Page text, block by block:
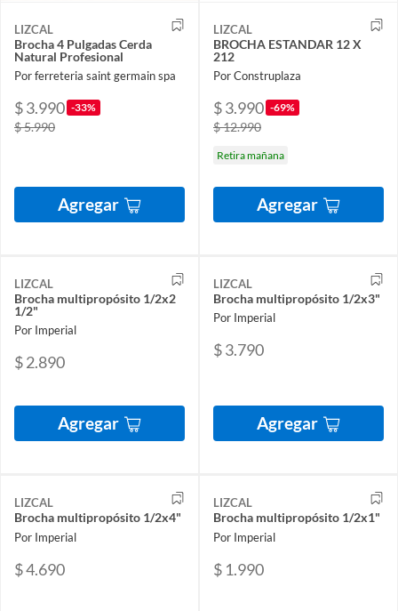
LIZCAL
Brocha 4 Pulgadas Cerda
Natural Profesional
Por ferreteria saint germain spa
$ 3.990 -33%
$ 5.990
Agregar
LIZCAL
BROCHA ESTANDAR 12 X
212
Por Construplaza
$ 3.990 -69%
$ 12.990
Retira mañana
Agregar
LIZCAL
Brocha multipropósito 1/2x2
1/2"
Por Imperial
$ 2.890
Agregar
LIZCAL
Brocha multipropósito 1/2x3"
Por Imperial
$ 3.790
Agregar
LIZCAL
Brocha multipropósito 1/2x4"
Por Imperial
$ 4.690
LIZCAL
Brocha multipropósito 1/2x1"
Por Imperial
$ 1.990